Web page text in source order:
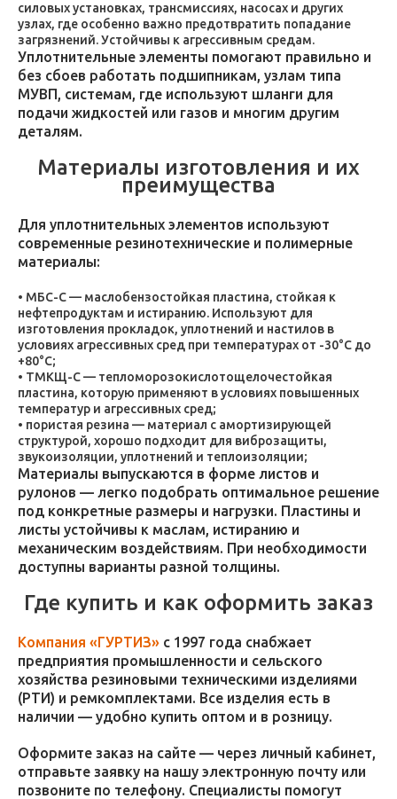
силовых установках, трансмиссиях, насосах и других
узлах, где особенно важно предотвратить попадание
загрязнений. Устойчивы к агрессивным средам.
Уплотнительные элементы помогают правильно и
без сбоев работать подшипникам, узлам типа
МУВП, системам, где используют шланги для
подачи жидкостей или газов и многим другим
деталям.
Материалы изготовления и их
преимущества
Для уплотнительных элементов используют
современные резинотехнические и полимерные
материалы:
МБС-С — маслобензостойкая пластина, стойкая к
нефтепродуктам и истиранию. Используют для
изготовления прокладок, уплотнений и настилов в
условиях агрессивных сред при температурах от -30°C до
+80°C;
ТМКЩ-С — тепломорозокислотощелочестойкая
пластина, которую применяют в условиях повышенных
температур и агрессивных сред;
пористая резина — материал с амортизирующей
структурой, хорошо подходит для виброзащиты,
звукоизоляции, уплотнений и теплоизоляции;
Материалы выпускаются в форме листов и
рулонов — легко подобрать оптимальное решение
под конкретные размеры и нагрузки. Пластины и
листы устойчивы к маслам, истиранию и
механическим воздействиям. При необходимости
доступны варианты разной толщины.
Где купить и как оформить заказ
Компания «ГУРТИЗ» с 1997 года снабжает
предприятия промышленности и сельского
хозяйства резиновыми техническими изделиями
(РТИ) и ремкомплектами. Все изделия есть в
наличии — удобно купить оптом и в розницу.
Оформите заказ на сайте — через личный кабинет,
отправьте заявку на нашу электронную почту или
позвоните по телефону. Специалисты помогут